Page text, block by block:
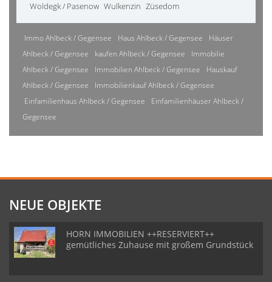
Woldegk / Pasenow Wulkenzin Züsedom
Immo Ahlbeck / Gegensee Haus Ahlbeck / Gegensee
Häuser
Ahlbeck / Gegensee
kaufen Ahlbeck / Gegensee
Immobilie
Ahlbeck / Gegensee
Immobilien Ahlbeck / Gegensee
Hauskauf
Ahlbeck / Gegensee
Immobilienkauf Ahlbeck / Gegensee
Einfamilienhaus Ahlbeck / Gegensee
Einfamilienhäuser Ahlbeck /
Gegensee
NEUE OBJEKTE
HORN IMMOBILIEN ++RESERVIERT++
gemütliches Zuhause mit großem Grundstück